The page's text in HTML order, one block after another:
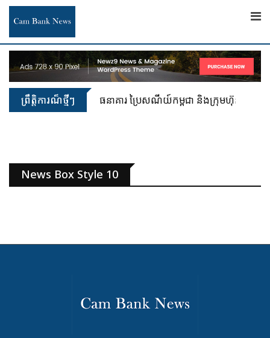
ព្រឹត្តិការណ៏ថ្មីៗ ធនាគារ ប្រៃសណីយ៍កម្ពុជា និងក្រុមហ៊ុន អាយជី អ
News Box Style 10